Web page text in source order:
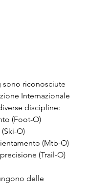
riconosciute
Internazionale
discipline:
(Foot-O)
O)
(Mtb-O)
(Trail-O)
delle